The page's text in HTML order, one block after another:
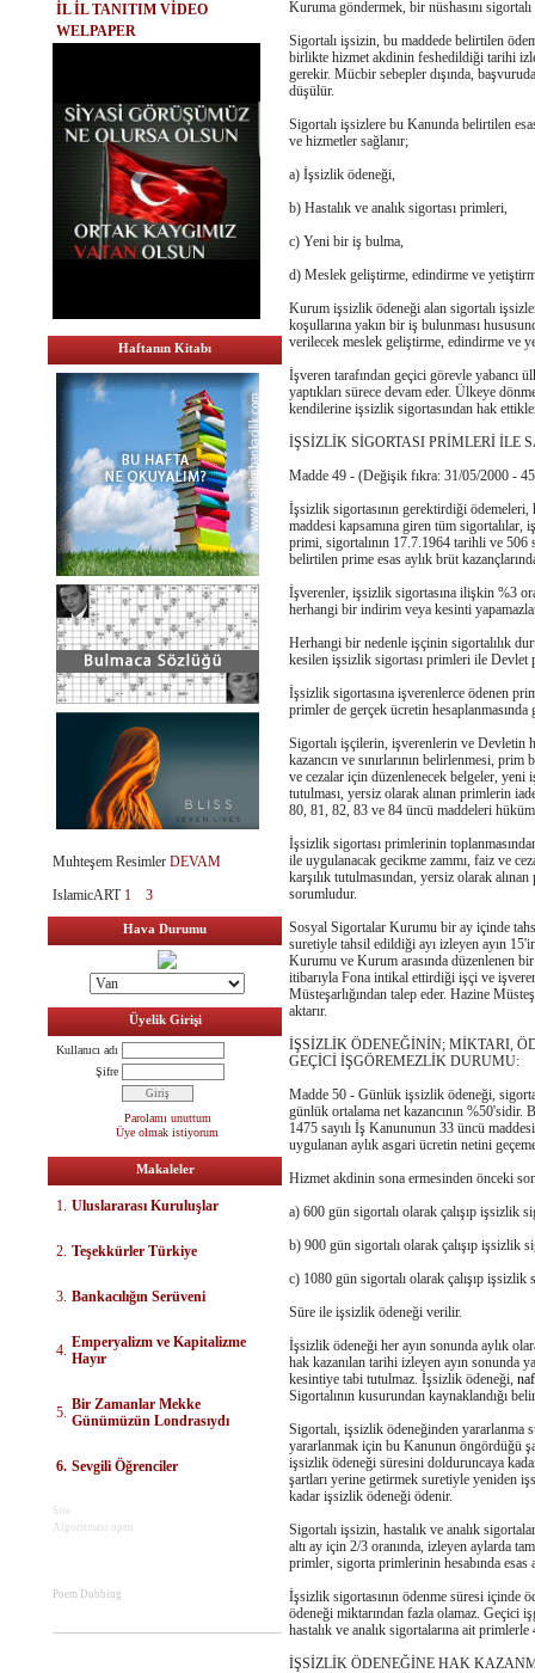
İL İL TANITIM VİDEO
WELPAPER
Haftanın Kitabı
Muhteşem Resimler DEVAM
IslamicART 1 3
Hava Durumu
Üyelik Girişi
Kullanıcı adı
Şifre
Parolamı unuttum
Üye olmak istiyorum
Makaleler
1. Uluslararası Kuruluşlar
2. Teşekkürler Türkiye
3. Bankacılığın Serüveni
4. Emperyalizm ve Kapitalizme
Hayır
5. Bir Zamanlar Mekke
Günümüzün Londrasıydı
6. Sevgili Öğrenciler
Site
Algoritması open
Poem Dubbing
Kuruma göndermek, bir nüshasını
Sigortalı işsizin, bu maddede belirtilen
birlikte hizmet akdinin feshedildiği tarihi
gerekir. Mücbir sebepler dışında,
düşülür.
Sigortalı işsizlere bu Kanunda belirtilen
ve hizmetler sağlanır;
a) İşsizlik ödeneği,
b) Hastalık ve analık sigortası primleri,
c) Yeni bir iş bulma,
d) Meslek geliştirme, edindirme ve
Kurum işsizlik ödeneği alan sigortalı
koşullarına yakın bir iş bulunması
verilecek meslek geliştirme, edindirme ve
İşveren tarafından geçici görevle yabancı
yaptıkları sürece devam eder. Ülkeye
kendilerine işsizlik sigortasından hak
İŞSİZLİK SİGORTASI PRİMLERİ İLE
Madde 49 - (Değişik fıkra: 31/05/2000 -
İşsizlik sigortasının gerektirdiği
maddesi kapsamına giren tüm
primi, sigortalının 17.7.1964 tarihli ve 506
belirtilen prime esas aylık brüt
İşverenler, işsizlik sigortasına ilişkin %3
herhangi bir indirim veya kesinti
Herhangi bir nedenle işçinin sigortalılık
kesilen işsizlik sigortası primleri ile Devlet
İşsizlik sigortasına işverenlerce ödenen
primler de gerçek ücretin
Sigortalı işçilerin, işverenlerin ve Devletin
kazancın ve sınırlarının belirlenmesi,
ve cezalar için düzenlenecek belgeler, yeni
tutulması, yersiz olarak alınan primlerin
80, 81, 82, 83 ve 84 üncü maddeleri
İşsizlik sigortası primlerinin
ile uygulanacak gecikme zammı, faiz ve
karşılık tutulmasından, yersiz olarak
sorumludur.
Sosyal Sigortalar Kurumu bir ay içinde
suretiyle tahsil edildiği ayı izleyen ayın
Kurumu ve Kurum arasında düzenlenen
itibarıyla Fona intikal ettirdiği işçi ve
Müsteşarlığından talep eder. Hazine
aktarır.
İŞSİZLİK ÖDENEĞİNİN; MİKTARI,
GEÇİCİ İŞGÖREMEZLİK DURUMU:
Madde 50 - Günlük işsizlik ödeneği,
günlük ortalama net kazancının
1475 sayılı İş Kanununun 33 üncü
uygulanan aylık asgari ücretin netini
Hizmet akdinin sona ermesinden önceki
a) 600 gün sigortalı olarak çalışıp işsizlik
b) 900 gün sigortalı olarak çalışıp işsizlik
c) 1080 gün sigortalı olarak çalışıp
Süre ile işsizlik ödeneği verilir.
İşsizlik ödeneği her ayın sonunda aylık
hak kazanılan tarihi izleyen ayın sonunda
kesintiye tabi tutulmaz. İşsizlik ödeneği,
Sigortalının kusurundan kaynaklandığı
Sigortalı, işsizlik ödeneğinden yararlanma
yararlanmak için bu Kanunun öngördüğü
işsizlik ödeneği süresini dolduruncaya
şartları yerine getirmek suretiyle yeniden
kadar işsizlik ödeneği ödenir.
Sigortalı işsizin, hastalık ve analık
altı ay için 2/3 oranında, izleyen aylarda
primler, sigorta primlerinin hesabında esas
İşsizlik sigortasının ödenme süresi içinde
ödeneği miktarından fazla olamaz. Geçici
hastalık ve analık sigortalarına ait
İŞSİZLİK ÖDENEĞİNE HAK